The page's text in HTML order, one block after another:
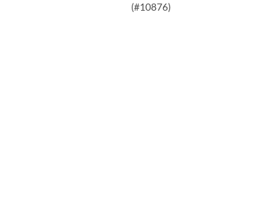
(#10876)